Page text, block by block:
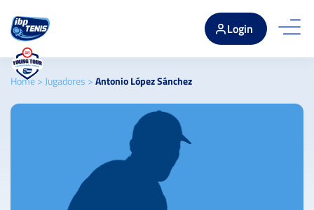
Login
Home> Jugadores >Antonio López Sánchez